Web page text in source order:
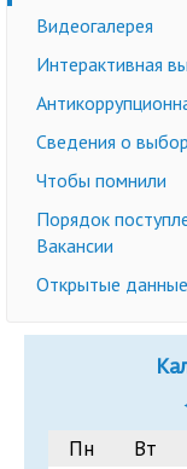
Видеогалерея
Интерактивная
Сведения о
Чтобы помнили
Порядок
Вакансии
Открытые данные
Пн Вт